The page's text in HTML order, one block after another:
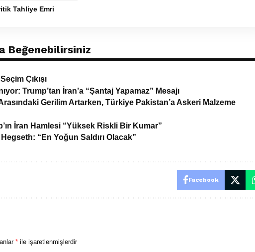
Tahliye Emri
Beğenebilirsiniz
Çıkışı
Trump’tan İran’a “Şantaj Yapamaz” Mesajı
Gerilim Artarken, Türkiye Pakistan’a Askeri Malzeme
İran Hamlesi “Yüksek Riskli Bir Kumar”
“En Yoğun Saldırı Olacak”
Facebook
* ile işaretlenmişlerdir